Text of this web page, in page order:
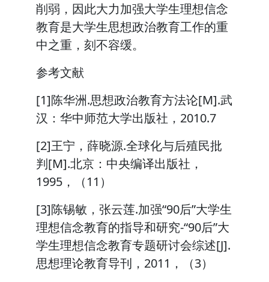
削弱，因此大力加强大学生理想信念
教育是大学生思想政治教育工作的重
中之重，刻不容缓。
参考文献
[1]陈华洲.思想政治教育方法论[M].武
汉：华中师范大学出版社，2010.7
[2]王宁，薛晓源.全球化与后殖民批
判[M].北京：中央编译出版社，
1995，（11）
[3]陈锡敏，张云莲.加强“90后”大学生
理想信念教育的指导和研究-“90后”大
学生理想信念教育专题研讨会综述[J].
思想理论教育导刊，2011，（3）